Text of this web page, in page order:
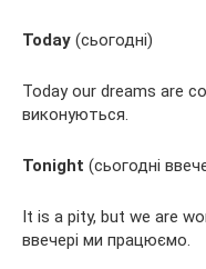
Today (сьогодні)
Today our dreams are
виконуються.
Tonight (сьогодні
It is a pity, but we are
ввечері ми працюємо.